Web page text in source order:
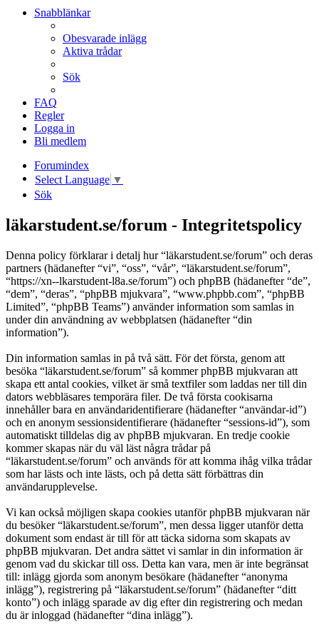
Snabblänkar
Obesvarade inlägg
Aktiva trådar
Sök
FAQ
Regler
Logga in
Bli medlem
Forumindex
Select Language ▼
Sök
läkarstudent.se/forum - Integritetspolicy
Denna policy förklarar i detalj hur “läkarstudent.se/forum” och deras
partners (hädanefter “vi”, “oss”, “vår”, “läkarstudent.se/forum”,
“https://xn--lkarstudent-l8a.se/forum”) och phpBB (hädanefter “de”,
“dem”, “deras”, “phpBB mjukvara”, “www.phpbb.com”, “phpBB
Limited”, “phpBB Teams”) använder information som samlas in
under din användning av webbplatsen (hädanefter “din
information”).
Din information samlas in på två sätt. För det första, genom att
besöka “läkarstudent.se/forum” så kommer phpBB mjukvaran att
skapa ett antal cookies, vilket är små textfiler som laddas ner till din
dators webbläsares temporära filer. De två första cookisarna
innehåller bara en användaridentifierare (hädanefter “användar-id”)
och en anonym sessionsidentifierare (hädanefter “sessions-id”), som
automatiskt tilldelas dig av phpBB mjukvaran. En tredje cookie
kommer skapas när du väl läst några trådar på
“läkarstudent.se/forum” och används för att komma ihåg vilka trådar
som har lästs och inte lästs, och på detta sätt förbättras din
användarupplevelse.
Vi kan också möjligen skapa cookies utanför phpBB mjukvaran när
du besöker “läkarstudent.se/forum”, men dessa ligger utanför detta
dokument som endast är till för att täcka sidorna som skapats av
phpBB mjukvaran. Det andra sättet vi samlar in din information är
genom vad du skickar till oss. Detta kan vara, men är inte begränsat
till: inlägg gjorda som anonym besökare (hädanefter “anonyma
inlägg”), registrering på “läkarstudent.se/forum” (hädanefter “ditt
konto”) och inlägg sparade av dig efter din registrering och medan
du är inloggad (hädanefter “dina inlägg”).